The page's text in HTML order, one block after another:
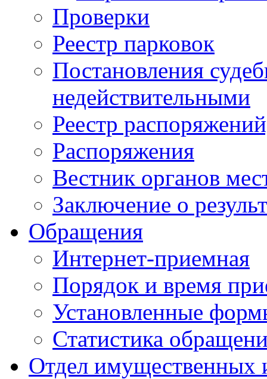
Проверки
Реестр парковок
Постановления
недействительными
Реестр
Распоряжения
Вестник органов
Заключение о
Обращения
Интернет-приемная
Порядок и время
Установленные
Статистика
Отдел имущественных